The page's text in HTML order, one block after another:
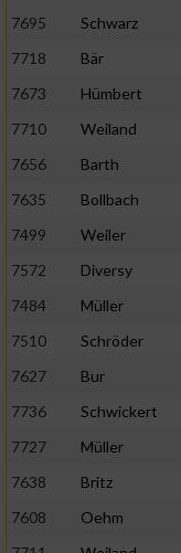
7695
Schwarz
7718
Bär
7673
Hümbert
7710
Weiland
7656
Barth
7635
Bollbach
7499
Weiler
7572
Diversy
7484
Müller
7510
Schröder
7627
Bur
7736
Schwickert
7727
Müller
7638
Britz
7608
Oehm